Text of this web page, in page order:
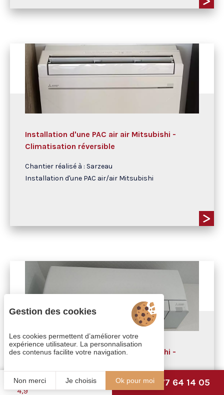
4,9
06 77 64 14 05
Installation d'une PAC air air Mitsubishi -
Climatisation réversible
Chantier réalisé à : Sarzeau
Installation d'une PAC air/air Mitsubishi
Installation d'une PAC air air Mitsubishi -
Chantier réalisé à : Sarzeau
Gestion des cookies
Les cookies permettent d’améliorer votre
expérience utilisateur. La personnalisation
des contenus facilite votre navigation.
Non merci Je choisis Ok pour moi